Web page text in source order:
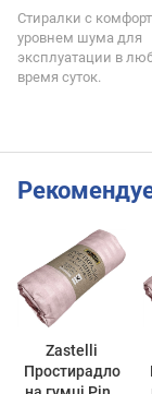
Стиралки с
уровнем шума для
эксплуатации в
время суток.
Zastelli
Простирадло